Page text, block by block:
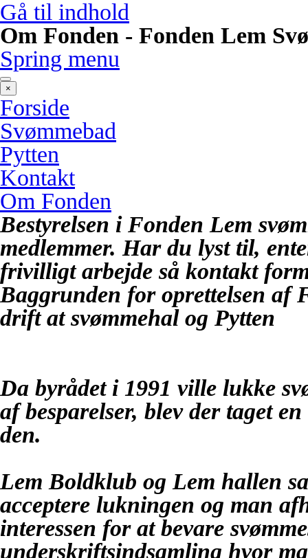
Gå til indhold
Om Fonden - Fonden Lem
Spring menu
×
Forside
Svømmebad
Pytten
Kontakt
Om Fonden
Bestyrelsen i Fonden Lem
medlemmer. Har du lyst til,
frivilligt arbejde så kontakt
Baggrunden for oprettelsen af
drift at svømmehal og Pytten
Da byrådet i 1991 ville lukke
af besparelser, blev der taget
den.
Lem Boldklub og Lem hallen
acceptere lukningen og man
interessen for at bevare
underskriftsindsamling hvor